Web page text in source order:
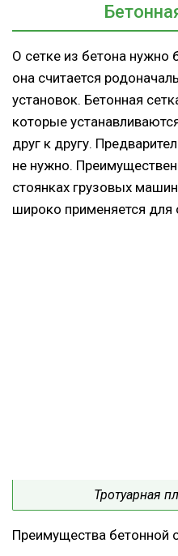
О сетке из бетона нужно
она считается
установок. Бетонная
которые
друг к другу.
не нужно.
стоянках грузовых
широко применяется для
Тротуарная
Преимущества бетонной